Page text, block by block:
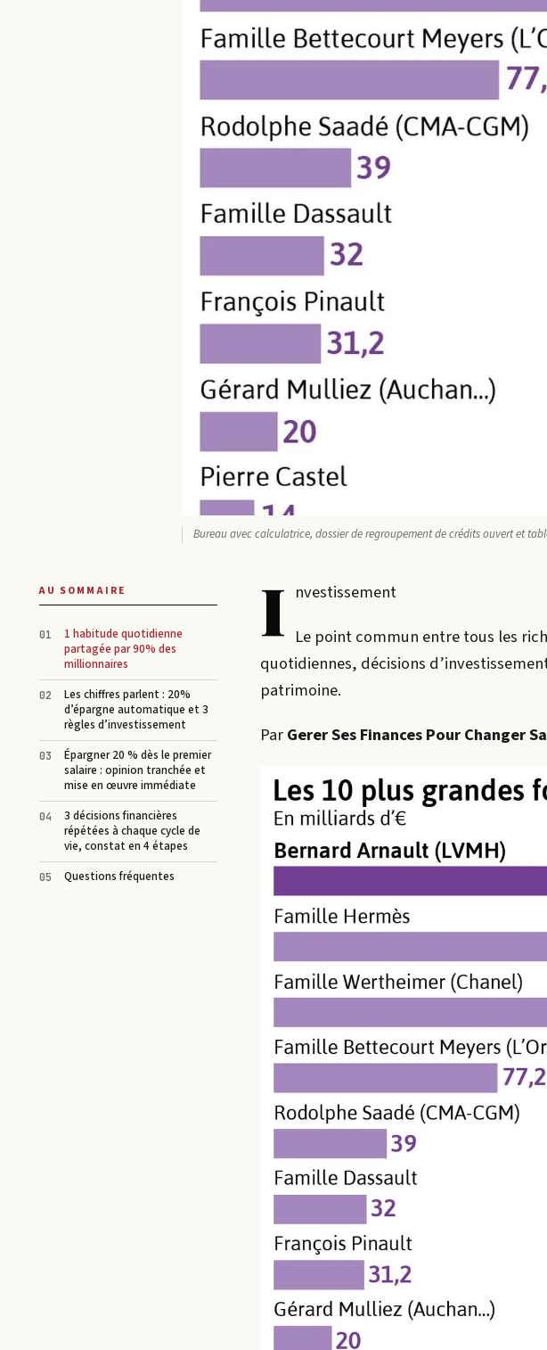
Bureau avec calculatrice, dossier de regroupement de crédits ouvert et
AU SOMMAIRE
1 habitude quotidienne
partagée par 90% des
millionnaires
Les chiffres parlent : 20%
d’épargne automatique et 3
règles d’investissement
Épargner 20 % dès le premier
salaire : opinion tranchée et
mise en œuvre immédiate
3 décisions financières
répétées à chaque cycle de
vie, constat en 4 étapes
Questions fréquentes
I nvestissement
Le point commun entre tous les
quotidiennes, décisions
patrimoine.
ParGerer Ses Finances Pour Changer